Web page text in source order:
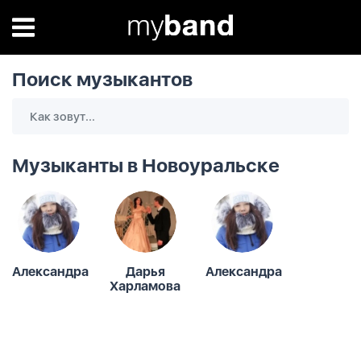
Поиск музыкантов
Музыканты в Новоуральске
Александра
Дарья
Харламова
Александра